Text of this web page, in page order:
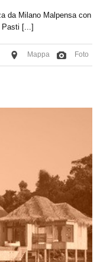
da Milano Malpensa con
Pasti [...]
Foto
Mappa